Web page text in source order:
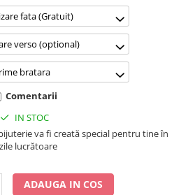
fata (Gratuit)
verso (optional)
bratara
Comentarii
IN STOC
va fi creată special pentru tine în
lucrătoare
ADAUGA IN COS